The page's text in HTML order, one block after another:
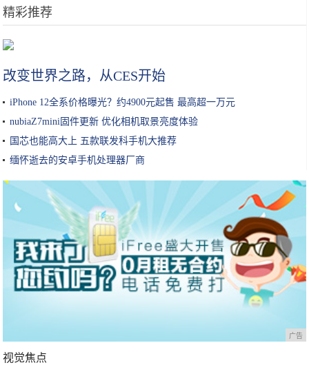
精彩推荐
改变世界之路，从CES开始
iPhone 12全系价格曝光？约4900元起售 最高超一万元
nubiaZ7mini固件更新 优化相机取景亮度体验
国芯也能高大上 五款联发科手机大推荐
缅怀逝去的安卓手机处理器厂商
广告
视觉焦点